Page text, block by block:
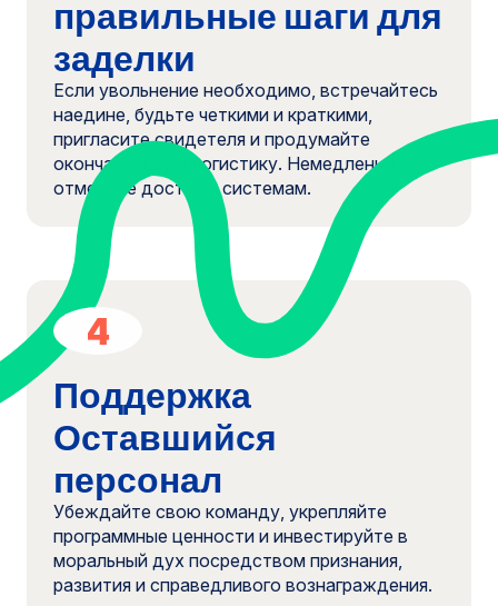
правильные шаги для
заделки
Если увольнение необходимо, встречайтесь
наедине, будьте четкими и краткими,
пригласите свидетеля и продумайте
окончательную логистику. Немедленно
отмените доступ к системам.
4
Поддержка
Оставшийся
персонал
Убеждайте свою команду, укрепляйте
программные ценности и инвестируйте в
моральный дух посредством признания,
развития и справедливого вознаграждения.